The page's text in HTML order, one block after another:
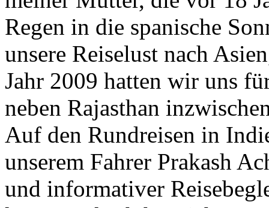
Regen in die spanische
unsere Reiselust nach
Jahr 2009 hatten wir uns
neben Rajasthan
Auf den Rundreisen in
unserem Fahrer Prakash
und informativer